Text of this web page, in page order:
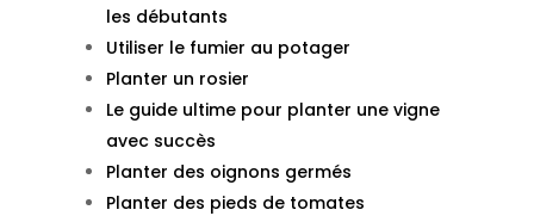
les débutants
Utiliser le fumier au potager
Planter un rosier
Le guide ultime pour planter une vigne
avec succès
Planter des oignons germés
Planter des pieds de tomates